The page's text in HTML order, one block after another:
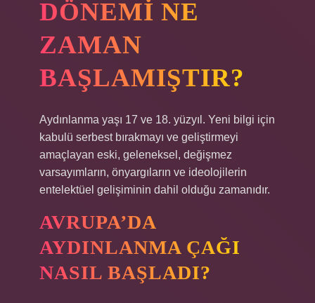
DÖNEMI NE
ZAMAN
BAŞLAMIŞTIR?
Aydınlanma yaşı 17 ve 18. yüzyıl. Yeni bilgi için
kabulü serbest bırakmayı ve geliştirmeyi
amaçlayan eski, geleneksel, değişmez
varsayımların, önyargıların ve ideolojilerin
entelektüel gelişiminin dahil olduğu zamanıdır.
AVRUPA’DA
AYDINLANMA ÇAĞI
NASIL BAŞLADI?